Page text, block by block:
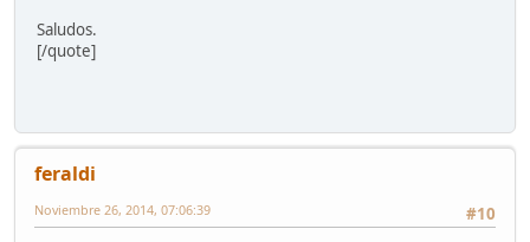
Saludos.
[/quote]
feraldi
#10
Noviembre 26, 2014, 07:06:39